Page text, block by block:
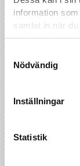
information
samlat in när
Nödvändig
Inställningar
Statistik
km.
Foto: